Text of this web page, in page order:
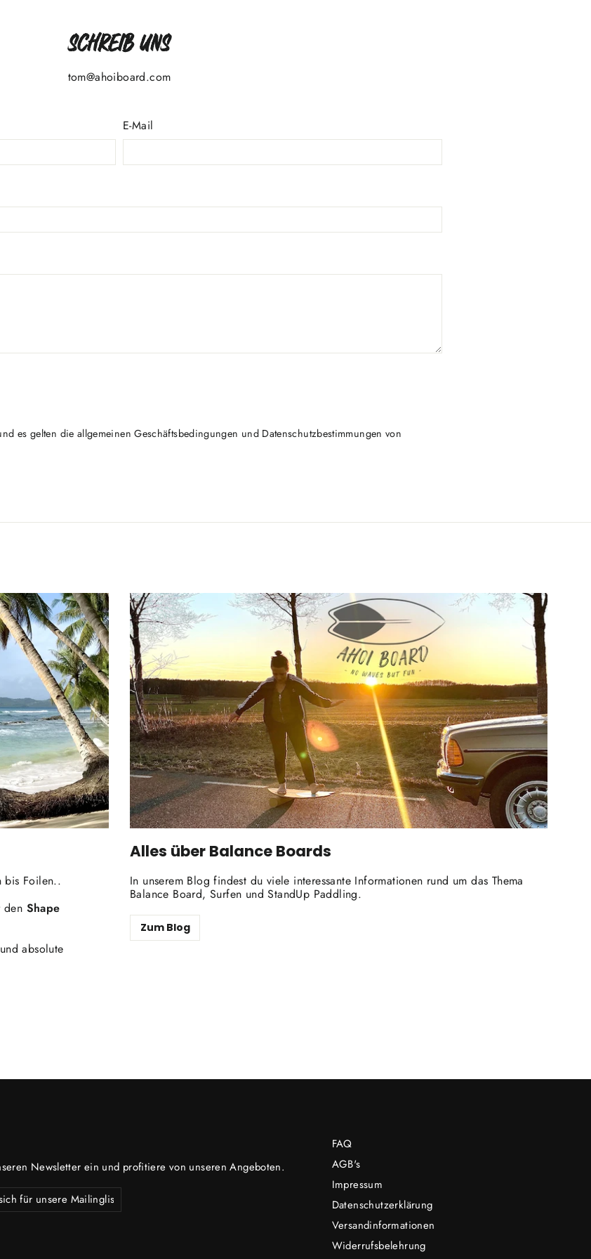
Schreib uns
tom@ahoiboard.com
E-Mail
es gelten die allgemeinen Geschäftsbedingungen und Datenschutzbestimmungen von
bis Foilen..
den Shape
absolute
Alles über Balance Boards
In unserem Blog findest du viele interessante Informationen rund um das Thema
Balance Board, Surfen und StandUp Paddling.
Zum Blog
Newsletter ein und profitiere von unseren Angeboten.
FAQ
AGB's
Impressum
Datenschutzerklärung
Versandinformationen
Widerrufsbelehrung